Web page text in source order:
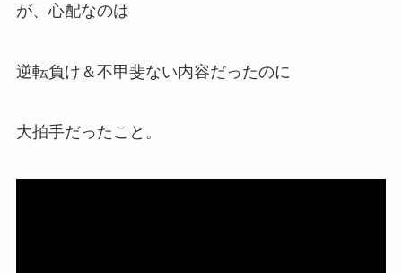
が、心配なのは
逆転負け＆不甲斐ない内容だったのに
大拍手だったこと。